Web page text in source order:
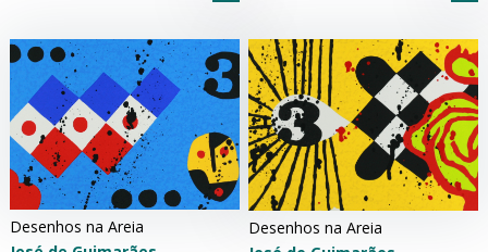
Desenhos na Areia
Desenhos na Areia